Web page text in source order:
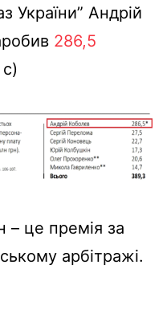
України” Андрій
286,5
– це премія за
арбітражі.